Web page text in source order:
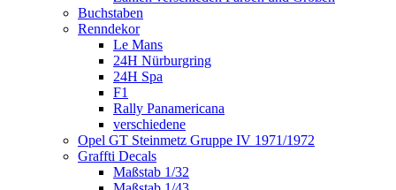
Buchstaben
Renndekor
Le Mans
24H Nürburgring
24H Spa
F1
Rally Panamericana
verschiedene
Opel GT Steinmetz Gruppe IV 1971/1972
Graffti Decals
Maßstab 1/32